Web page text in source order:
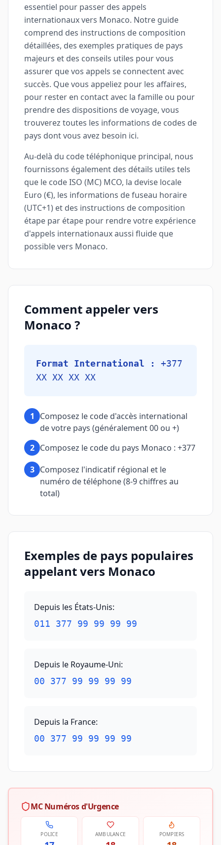
essentiel pour passer des appels
internationaux vers Monaco. Notre guide
comprend des instructions de composition
détaillées, des exemples pratiques de pays
majeurs et des conseils utiles pour vous
assurer que vos appels se connectent avec
succès. Que vous appeliez pour les affaires,
pour rester en contact avec la famille ou pour
prendre des dispositions de voyage, vous
trouverez toutes les informations de codes de
pays dont vous avez besoin ici.
Au-delà du code téléphonique principal, nous
fournissons également des détails utiles tels
que le code ISO (MC) MCO, la devise locale
Euro (€), les informations de fuseau horaire
(UTC+1) et des instructions de composition
étape par étape pour rendre votre expérience
d'appels internationaux aussi fluide que
possible vers Monaco.
Comment appeler vers
Monaco ?
Format International :
+377
XX XX XX XX
1
Composez le code d'accès international
de votre pays (généralement 00 ou +)
2 Composez le code du pays Monaco : +377
3 Composez l'indicatif régional et le
numéro de téléphone (8-9 chiffres au
total)
Exemples de pays populaires
appelant vers Monaco
Depuis les États-Unis:
011 377 99 99 99 99
Depuis le Royaume-Uni:
00 377 99 99 99 99
Depuis la France:
00 377 99 99 99 99
MC Numéros d'Urgence
POLICE AMBULANCE POMPIERS